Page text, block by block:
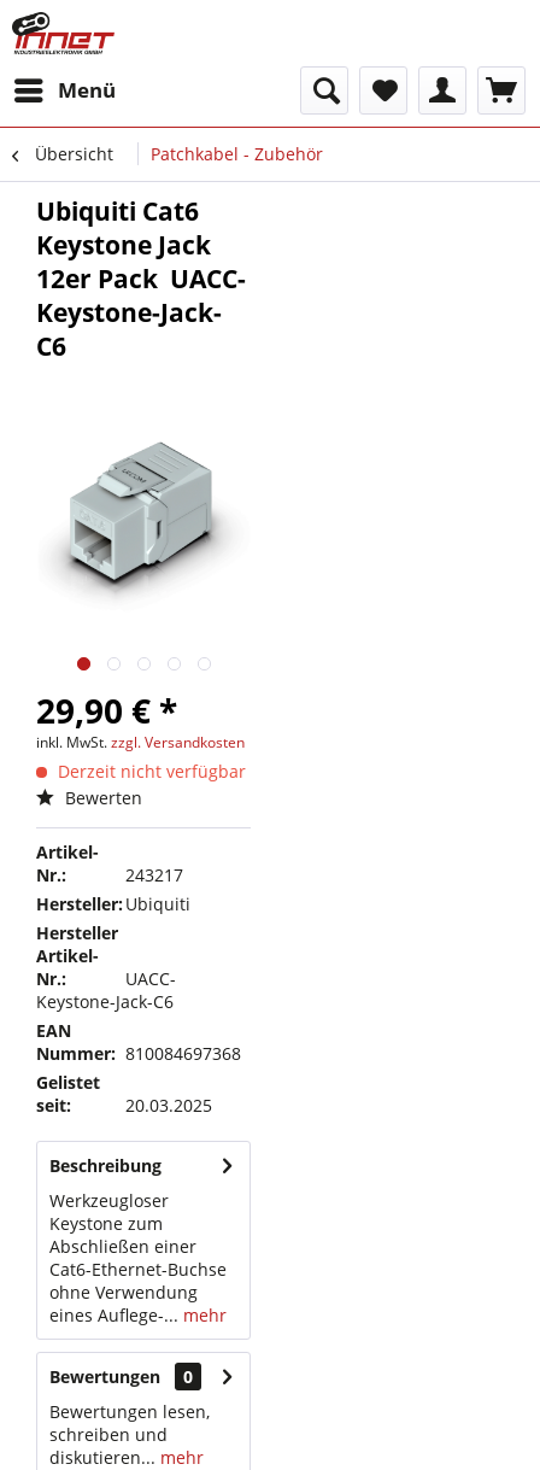
Menü
Übersicht Patchkabel - Zubehör
Ubiquiti Cat6
Keystone Jack 
12er Pack  UACC-
Keystone-Jack-
C6
29,90 € *
inkl. MwSt.zzgl. Versandkosten
Derzeit nicht verfügbar
Bewerten
Artikel-
Nr.:
243217
Hersteller:Ubiquiti
Hersteller
Artikel-
Nr.:
UACC-
Keystone-Jack-C6
EAN
Nummer: 810084697368
Gelistet
seit:
20.03.2025
Beschreibung
Werkzeugloser
Keystone zum
Abschließen einer
Cat6-Ethernet-Buchse
ohne Verwendung
eines Auflege-... mehr
Bewertungen
0
Bewertungen lesen,
schreiben und
diskutieren... mehr